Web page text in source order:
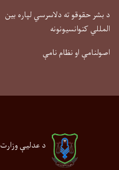
د بشر حقوقو ته دلاسرسي لپاره بین
المللي کنوانسیونونه
اصولنامې او نظام نامې
د عدلیې وزارت